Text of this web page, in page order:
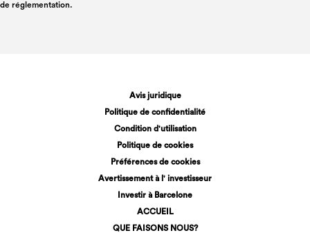
de réglementation.
Avis juridique
Politique de confidentialité
Condition d'utilisation
Politique de cookies
Préférences de cookies
Avertissement à l' investisseur
Investir à Barcelone
ACCUEIL
QUE FAISONS NOUS?